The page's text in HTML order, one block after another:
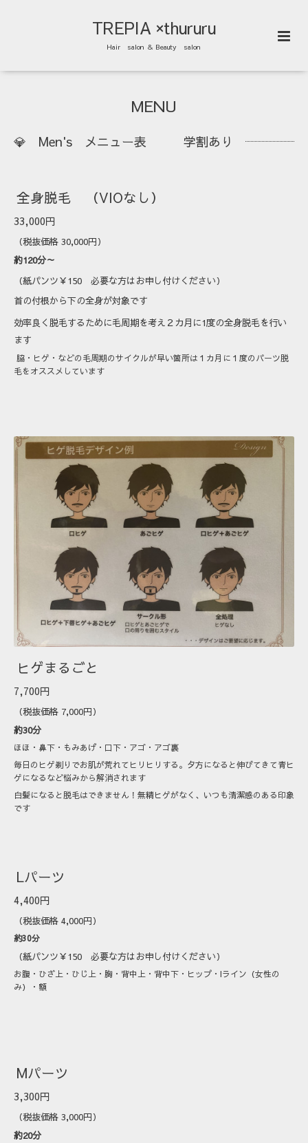
TREPIA ×thururu
Hair salon ＆ Beauty salon
MENU
💎 Men's メニュー表 学割あり
全身脱毛 （VIOなし）
33,000円
（税抜価格 30,000円）
約120分～
（紙パンツ￥150 必要な方はお申し付けください）
首の付根から下の全身が対象です
効率良く脱毛するために毛周期を考え２カ月に1度の全身脱毛を行い
ます
脇・ヒゲ・などの毛周期のサイクルが早い箇所は１カ月に１度のパーツ脱
毛をオススメしています
ヒゲまるごと
7,700円
（税抜価格 7,000円）
約30分
ほほ・鼻下・もみあげ・口下・アゴ・アゴ裏
毎日のヒゲ剃りでお肌が荒れてヒリヒリする。夕方になると伸びてきて青ヒ
ゲになるなど悩みから解消されます
白髪になると脱毛はできません！無精ヒゲがなく、いつも清潔感のある印象
です
Lパーツ
4,400円
（税抜価格 4,000円）
約30分
（紙パンツ￥150 必要な方はお申し付けください）
お腹・ひざ上・ひじ上・胸・背中上・背中下・ヒップ・ Iライン（女性の
み）・額
Mパーツ
3,300円
（税抜価格 3,000円）
約20分